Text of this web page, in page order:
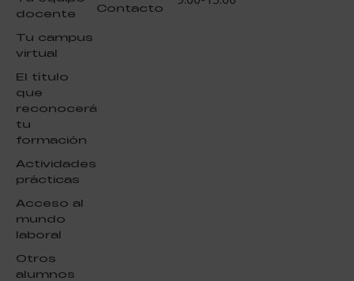
docente
Tu campus
virtual
El título
que
reconocerá
tu
formación
Actividades
prácticas
Acceso al
mundo
laboral
Otros
alumnos
Contacto